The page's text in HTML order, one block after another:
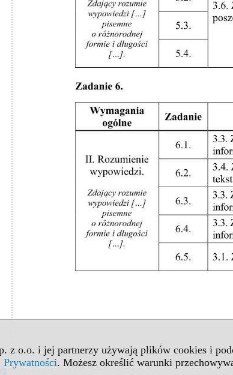
z o.o. i jej partnerzy używają plików cookies i
Prywatności. Możesz określić warunki